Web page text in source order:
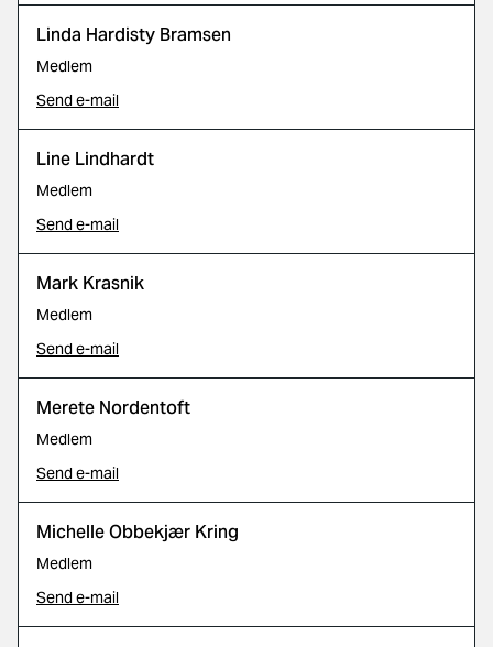
Linda Hardisty Bramsen
Medlem
Send e-mail
Line Lindhardt
Medlem
Send e-mail
Mark Krasnik
Medlem
Send e-mail
Merete Nordentoft
Medlem
Send e-mail
Michelle Obbekjær Kring
Medlem
Send e-mail